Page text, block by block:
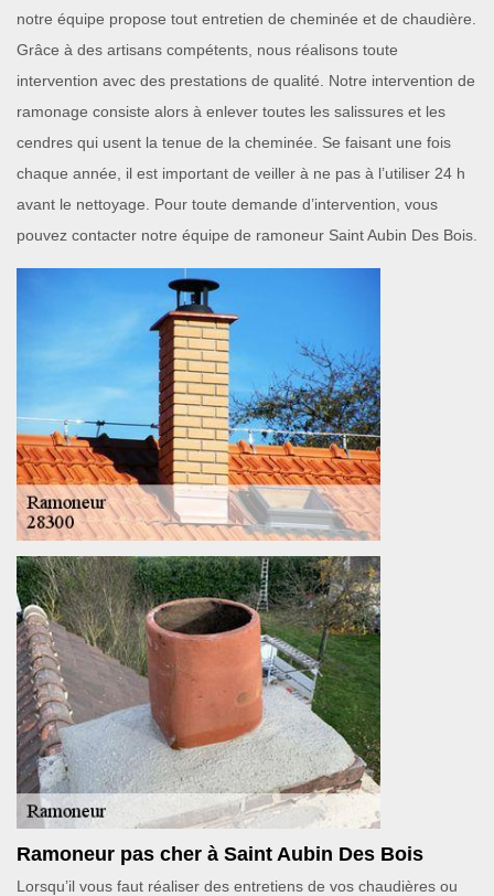
notre équipe propose tout entretien de cheminée et de chaudière.
Grâce à des artisans compétents, nous réalisons toute
intervention avec des prestations de qualité. Notre intervention de
ramonage consiste alors à enlever toutes les salissures et les
cendres qui usent la tenue de la cheminée. Se faisant une fois
chaque année, il est important de veiller à ne pas à l’utiliser 24 h
avant le nettoyage. Pour toute demande d’intervention, vous
pouvez contacter notre équipe de ramoneur Saint Aubin Des Bois.
Ramoneur pas cher à Saint Aubin Des Bois
Lorsqu’il vous faut réaliser des entretiens de vos chaudières ou